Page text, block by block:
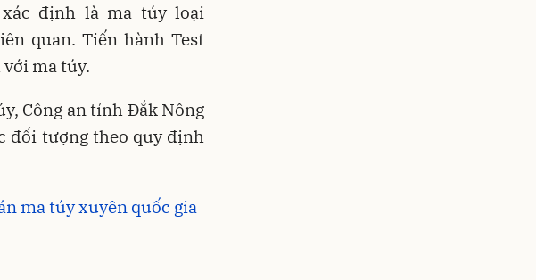
định là ma túy loại
quan. Tiến hành Test
ma túy.
Công an tỉnh Đắk Nông
đối tượng theo quy định
ma túy xuyên quốc gia